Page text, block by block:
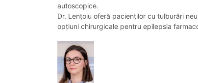
autoscopice.
Dr. Lențoiu oferă pacienților cu tulburări
opțiuni chirurgicale pentru epilepsia